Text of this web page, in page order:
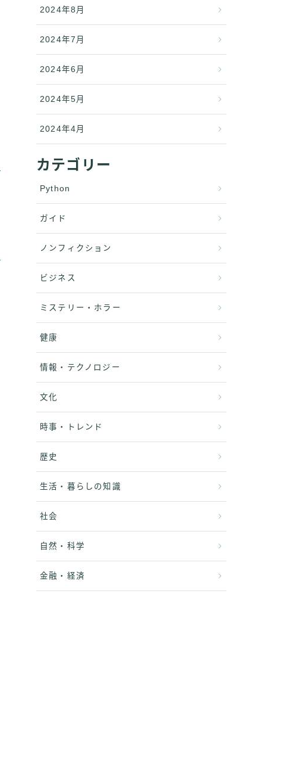
2024年8月
2024年7月
2024年6月
2024年5月
2024年4月
カテゴリー
Python
ガイド
ノンフィクション
ビジネス
ミステリー・ホラー
健康
情報・テクノロジー
文化
時事・トレンド
歴史
生活・暮らしの知識
社会
自然・科学
金融・経済